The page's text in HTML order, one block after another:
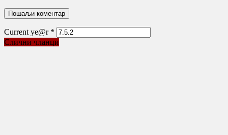
Current ye@r *
Слични чланци